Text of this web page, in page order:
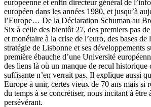
européenne et enfin directeur général de
européen dans les années 1980, et jusqu’à
l’Europe… De la Déclaration Schuman au
Six à celle des bientôt 27, des premiers pas
et monétaire à la crise de l’euro, des bases de
stratégie de Lisbonne et ses développements
première ébauche d’une Université
des liens là où un manque de recul historique
suffisante n’en verrait pas. Il explique aussi
Europe à unir, certes vieux de 70 ans mais si
du temps à se concrétiser, nous incitant à
persévérant.